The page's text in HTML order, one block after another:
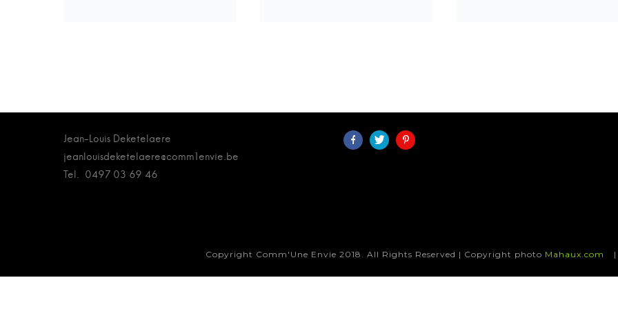
Jean-Louis Deketelaere
jeanlouisdeketelaere@comm1envie.be
Tel. 0497 03 69 46
Copyright Comm'Une Envie 2018. All Rights Reserved | Copyright photo Mahaux.com